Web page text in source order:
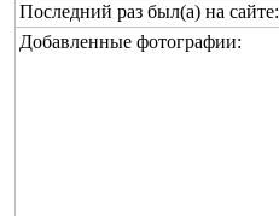
Последний раз был(а) на сайте:
Добавленные фотографии: